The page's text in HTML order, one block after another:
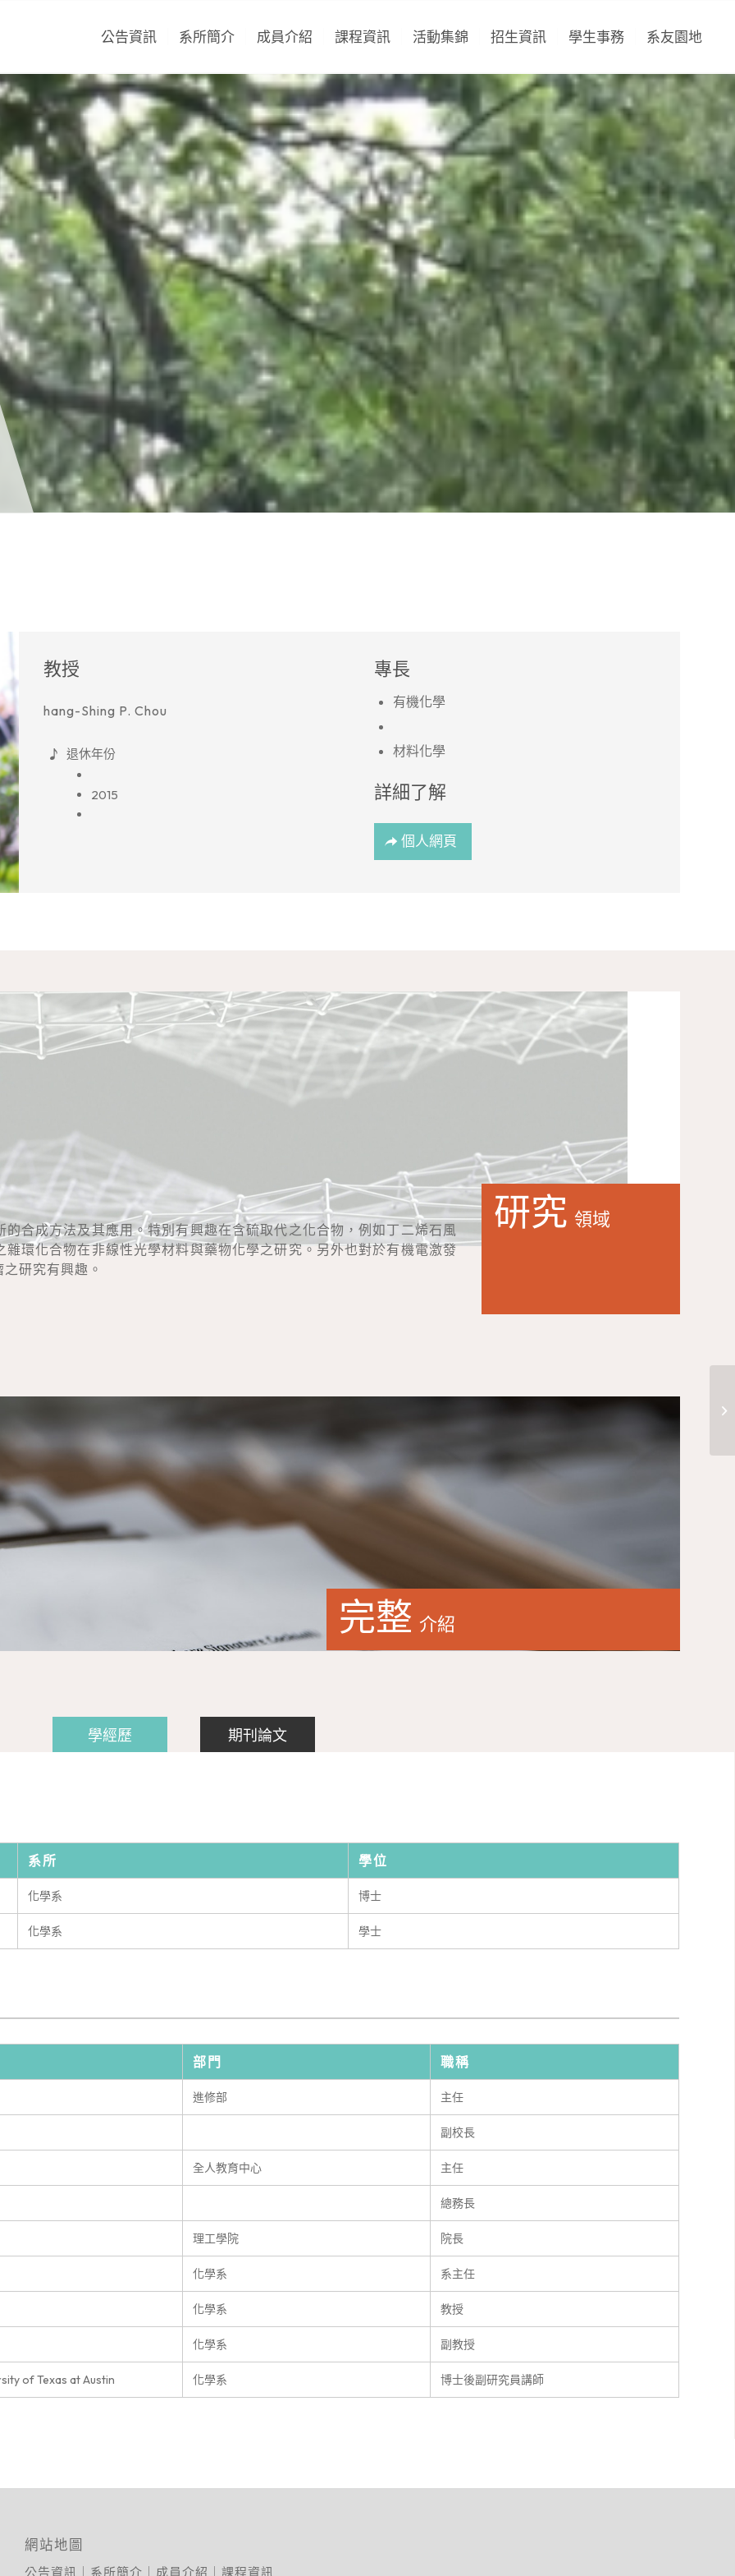
公告資訊 系所簡介 成員介紹 課程資訊 活動集錦 招生資訊 學生事務 系友園地
教授
hang-Shing P. Chou
退休年份
2015
專長
有機化學
材料化學
詳細了解
個人網頁
合成方法及其應用。特別有興趣在含硫取代之化合物，例如丁二烯石風
環化合物在非線性光學材料與藥物化學之研究。另外也對於有機電激發
研究有興趣。
研究 領域
完整 介紹
學經歷 期刊論文
系所 學位
化學系 博士
化學系 學士
部門 職稱
進修部 主任
副校長
全人教育中心 主任
總務長
理工學院 院長
化學系 系主任
化學系 教授
化學系 副教授
of Texas at Austin 化學系 博士後副研究員講師
網站地圖
公告資訊 系所簡介 成員介紹 ｜課程資訊